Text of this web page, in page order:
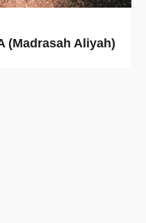
(Madrasah Aliyah)